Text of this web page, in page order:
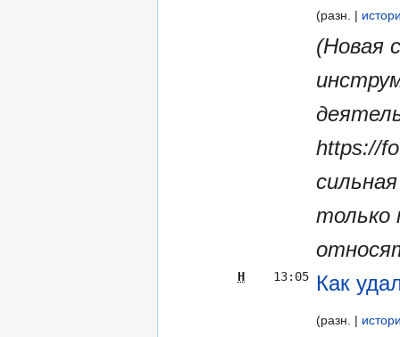
разн.
(Новая
https://
только
Н 13:05 Как
разн.